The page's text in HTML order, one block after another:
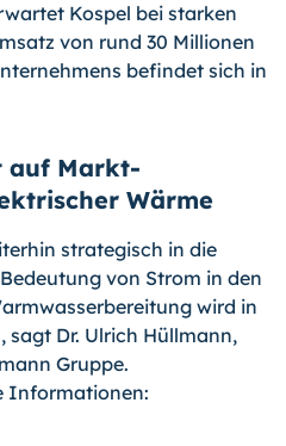
Kospel bei starken
von rund 30 Millionen
befindet sich in
auf Markt-
Wärme
strategisch in die
von Strom in den
wird in
Dr. Ulrich Hüllmann,
Gruppe.
Informationen: